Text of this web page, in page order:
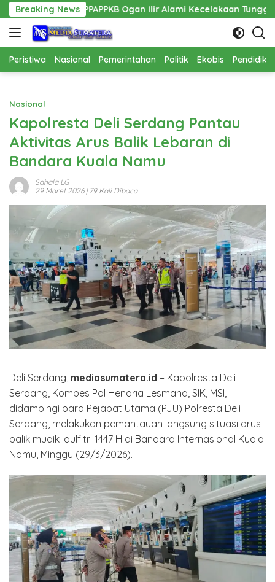
Langsung
ke
konten
Breaking News
Ogan Ilir Alami Kecelakaan Tunggal
Peristiwa Nasional Pemerintahan Politik Ekobis
Nasional
Kapolresta Deli Serdang Pantau
Aktivitas Arus Balik Lebaran di
Bandara Kuala Namu
Sahala LG
29 Maret 2026| 79 Kali Dibaca
Deli Serdang, mediasumatera.id – Kapolresta Deli
Serdang, Kombes Pol Hendria Lesmana, SIK, MSI,
didampingi para Pejabat Utama (PJU) Polresta Deli
Serdang, melakukan pemantauan langsung situasi arus
balik mudik Idulfitri 1447 H di Bandara Internasional Kuala
Namu, Minggu (29/3/2026).